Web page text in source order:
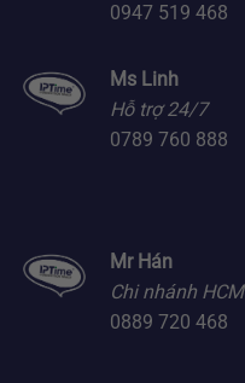
0947 519 468
Ms Linh
Hỗ trợ 24/7
0789 760 888
Mr Hán
Chi nhánh HCM
0889 720 468